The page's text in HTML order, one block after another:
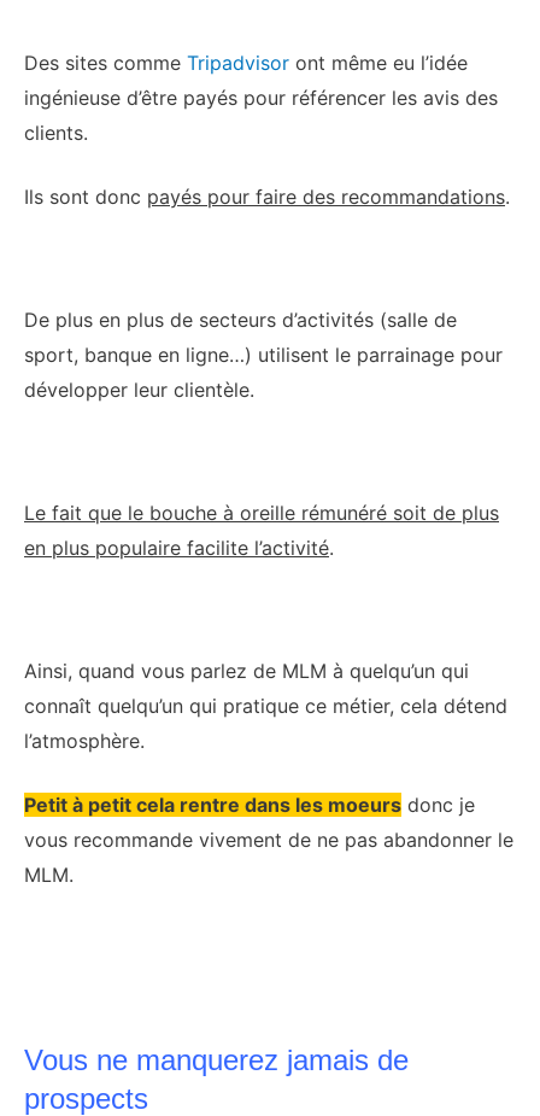
Des sites comme Tripadvisor ont même eu l’idée
ingénieuse d’être payés pour référencer les avis des
clients.
Ils sont donc payés pour faire des recommandations.
De plus en plus de secteurs d’activités (salle de
sport, banque en ligne…) utilisent le parrainage pour
développer leur clientèle.
Le fait que le bouche à oreille rémunéré soit de plus
en plus populaire facilite l’activité.
Ainsi, quand vous parlez de MLM à quelqu’un qui
connaît quelqu’un qui pratique ce métier, cela détend
l’atmosphère.
Petit à petit cela rentre dans les moeurs donc je
vous recommande vivement de ne pas abandonner le
MLM.
Vous ne manquerez jamais de
prospects